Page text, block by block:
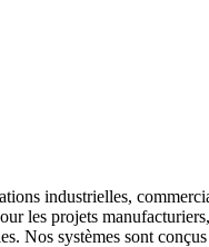
industrielles,
les projets
Nos systèmes sont